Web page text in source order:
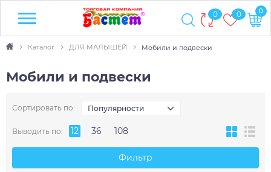
0 0 0
Каталог ДЛЯ МАЛЫШЕЙ Мобили и подвески
Мобили и подвески
Сортировать по: Популярности
Выводить по: 12 36 108
Фильтр